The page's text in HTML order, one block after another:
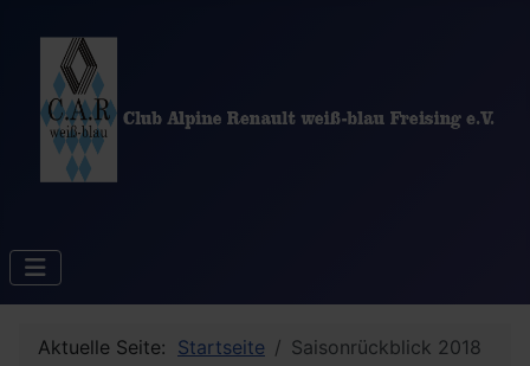
Aktuelle Seite: Startseite Saisonrückblick 2018